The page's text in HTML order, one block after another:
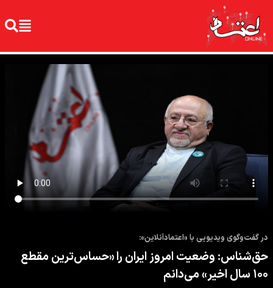
در گفت‌وگوی ویدیویی با «اعتمادآنلاین»:
حق‌شناس: وضعیت امروز ایران را «حساس‌ترین مقطع
۱۰۰ سال اخیر» می‌دانم